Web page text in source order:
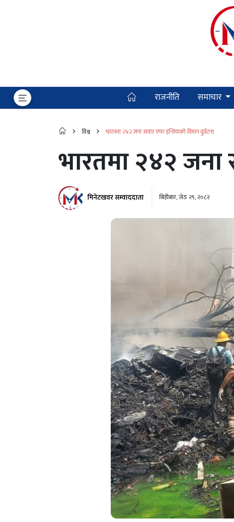
राजनीति समाचार
विश्व भारतमा २४२ जना सवार एयर इन्डियाको विमान दुर्घटना
भारतमा २४२ जना
मिनेटखवर सम्वाददाता बिहीबार, जेठ २९, २०८२